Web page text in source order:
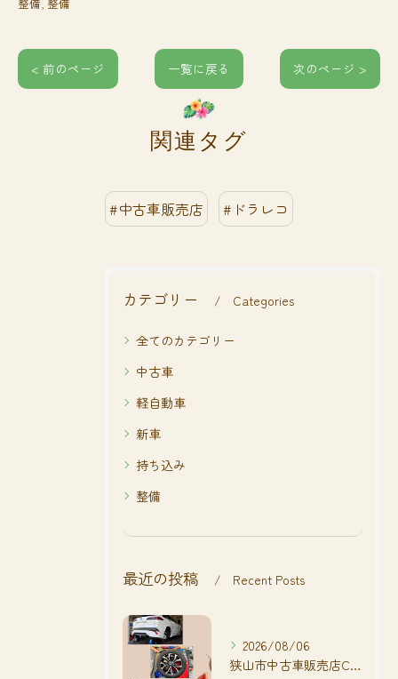
< 前のページ 一覧に戻る 次のページ >
関連タグ
#中古車販売店 #ドラレコ
カテゴリー Categories
全てのカテゴリー
中古車
軽自動車
新車
持ち込み
整備
最近の投稿 Recent Posts
2026/08/06
狭山市中古車販売店CarShop FACT.🚗